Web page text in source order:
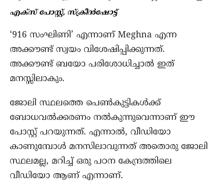
എക്സ് പോസ്റ്റ്, സ്ക്രീൻഷോട്ട്
‘916 സംഘിണി’ എന്നാണ് Meghna എന്ന
അക്കൗണ്ട് സ്വയം വിശേഷിപ്പിക്കുന്നത്.
അക്കൗണ്ട് ബയോ പരിശോധിച്ചാല്‍ ഇത്
മനസ്സിലാകും.
ജോലി സ്ഥലത്തെ പെണ്‍കുട്ടികള്‍ക്ക്
ബോധവല്‍ക്കരണം നല്‍കുന്നുവെന്നാണ് ഈ
പോസ്റ്റ് പറയുന്നത്. എന്നാല്‍, വീഡിയോ
കാണുമ്പോള്‍ മനസിലാവുന്നത് അതൊരു ജോലി
സ്ഥലമല്ല, മറിച്ച് ഒരു പഠന കേന്ദ്രത്തിലെ
വീഡിയോ ആണ് എന്നാണ്.